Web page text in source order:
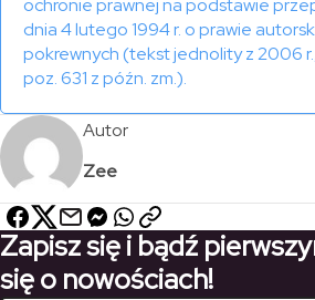
ochronie prawnej na podstawie
dnia 4 lutego 1994 r. o prawie
pokrewnych (tekst jednolity z 2006
poz. 631 z późn. zm.).
Autor
Zee
Zapisz się i bądź
się o nowościach!